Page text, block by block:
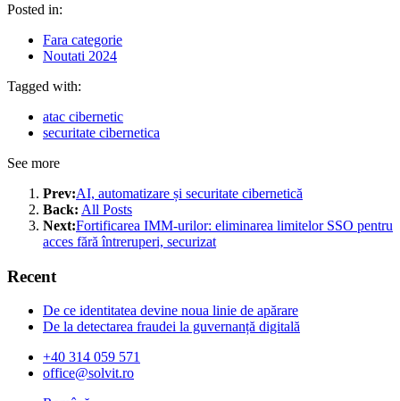
Posted in:
Fara categorie
Noutati 2024
Tagged with:
atac cibernetic
securitate cibernetica
See more
Prev:AI, automatizare și securitate cibernetică
Back: All Posts
Next:Fortificarea IMM-urilor: eliminarea limitelor SSO pentru
acces fără întreruperi, securizat
Recent
De ce identitatea devine noua linie de apărare
De la detectarea fraudei la guvernanță digitală
+40 314 059 571
office@solvit.ro